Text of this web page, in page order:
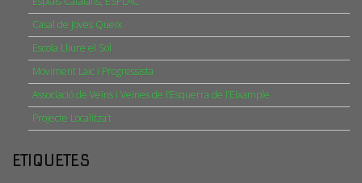
Casal de Joves Queix
Escola Lliure el Sol
Moviment Laic i Progressista
Associació de Veïns i Veïnes de l’Esquerra de l’Eixample
Projecte Localitza’t
ETIQUETES